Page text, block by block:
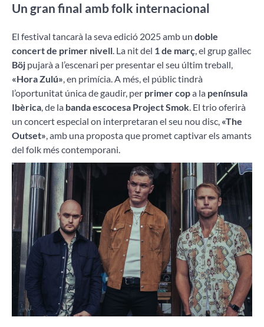
Un gran final amb folk internacional
El festival tancarà la seva edició 2025 amb un doble
concert de primer nivell. La nit del 1 de març, el grup gallec
Böj pujarà a l’escenari per presentar el seu últim treball,
«Hora Zulú», en primícia. A més, el públic tindrà
l’oportunitat única de gaudir, per primer copa la península
Ibèrica, de la banda escocesa Project Smok. El trio oferirà
un concert especial on interpretaran el seu nou disc, «The
Outset», amb una proposta que promet captivar els amants
del folk més contemporani.